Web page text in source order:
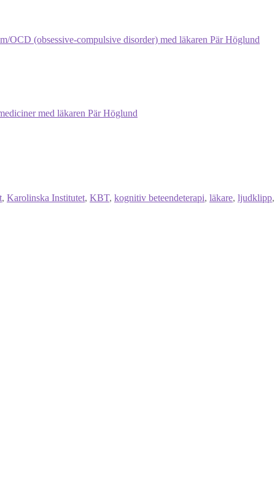
OCD (obsessive-compulsive disorder) med läkaren Pär Höglund
med läkaren Pär Höglund
, Karolinska Institutet, KBT, kognitiv beteendeterapi, läkare, ljudklipp,